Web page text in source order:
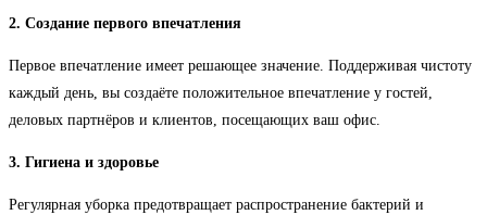
2. Создание первого впечатления
Первое впечатление имеет решающее значение. Поддерживая чистоту
каждый день, вы создаёте положительное впечатление у гостей,
деловых партнёров и клиентов, посещающих ваш офис.
3. Гигиена и здоровье
Регулярная уборка предотвращает распространение бактерий и